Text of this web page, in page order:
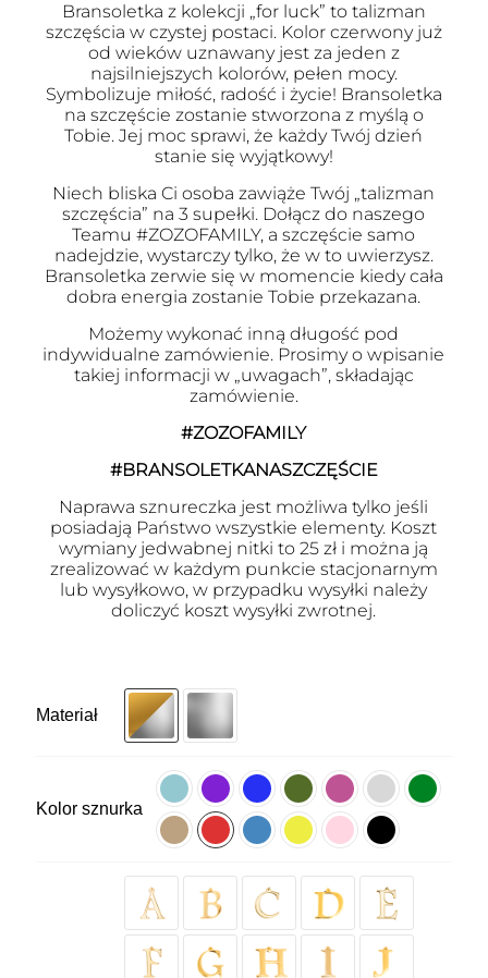
Bransoletka z kolekcji „for luck” to talizman
szczęścia w czystej postaci. Kolor czerwony już
od wieków uznawany jest za jeden z
najsilniejszych kolorów, pełen mocy.
Symbolizuje miłość, radość i życie! Bransoletka
na szczęście zostanie stworzona z myślą o
Tobie. Jej moc sprawi, że każdy Twój dzień
stanie się wyjątkowy!
Niech bliska Ci osoba zawiąże Twój „talizman
szczęścia” na 3 supełki. Dołącz do naszego
Teamu #ZOZOFAMILY, a szczęście samo
nadejdzie, wystarczy tylko, że w to uwierzysz.
Bransoletka zerwie się w momencie kiedy cała
dobra energia zostanie Tobie przekazana.
Możemy wykonać inną długość pod
indywidualne zamówienie. Prosimy o wpisanie
takiej informacji w „uwagach”, składając
zamówienie.
#ZOZOFAMILY
#BRANSOLETKANASZCZĘŚCIE
Naprawa sznureczka jest możliwa tylko jeśli
posiadają Państwo wszystkie elementy. Koszt
wymiany jedwabnej nitki to 25 zł i można ją
zrealizować w każdym punkcie stacjonarnym
lub wysyłkowo, w przypadku wysyłki należy
doliczyć koszt wysyłki zwrotnej.
Materiał
Kolor sznurka